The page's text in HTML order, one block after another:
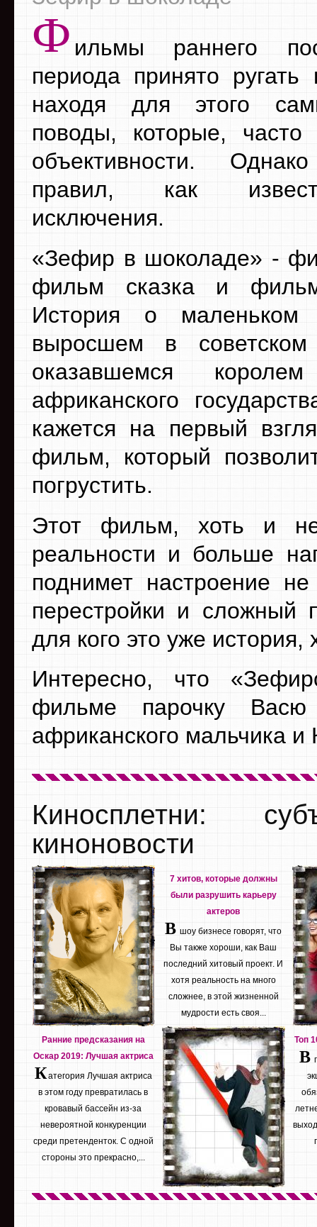
Ф ильмы раннего
периода принято
находя для этого
поводы, которые,
объективности.
правил, как
исключения.
«Зефир в шоколаде» -
фильм сказка и
История о маленьком
выросшем в
оказавшемся
африканского
кажется на первый
фильм, который
погрустить.
Этот фильм, хоть и
реальности и больше
поднимет настроение
перестройки и сложный
для кого это уже история,
Интересно, что
фильме парочку
африканского мальчика
Киносплетни:
киноновости
Ранние предсказания на
Оскар 2019: Лучшая актриса
Категория Лучшая актриса
в этом году превратилась в
кровавый бассейн из-за
невероятной конкуренции
среди претенденток. С одной
стороны это прекрасно,...
7 хитов, которые должны
были разрушить карьеру
актеров
В шоу бизнесе говорят, что
Вы также хороши, как Ваш
последний хитовый проект. И
хотя реальность на много
сложнее, в этой жизненной
мудрости есть своя...
Топ
В